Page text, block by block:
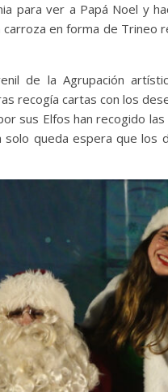
para ver a Papá Noel y
en forma de Trineo
de la Agrupación
recogía cartas con los
sus Elfos han recogido
queda espera que los